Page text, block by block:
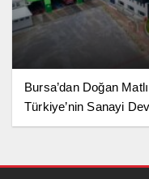
Bursa’dan Doğan
Türkiye’nin Sanayi